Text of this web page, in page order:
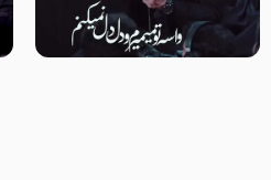
مصداق کربلا – حاج حسین سیب